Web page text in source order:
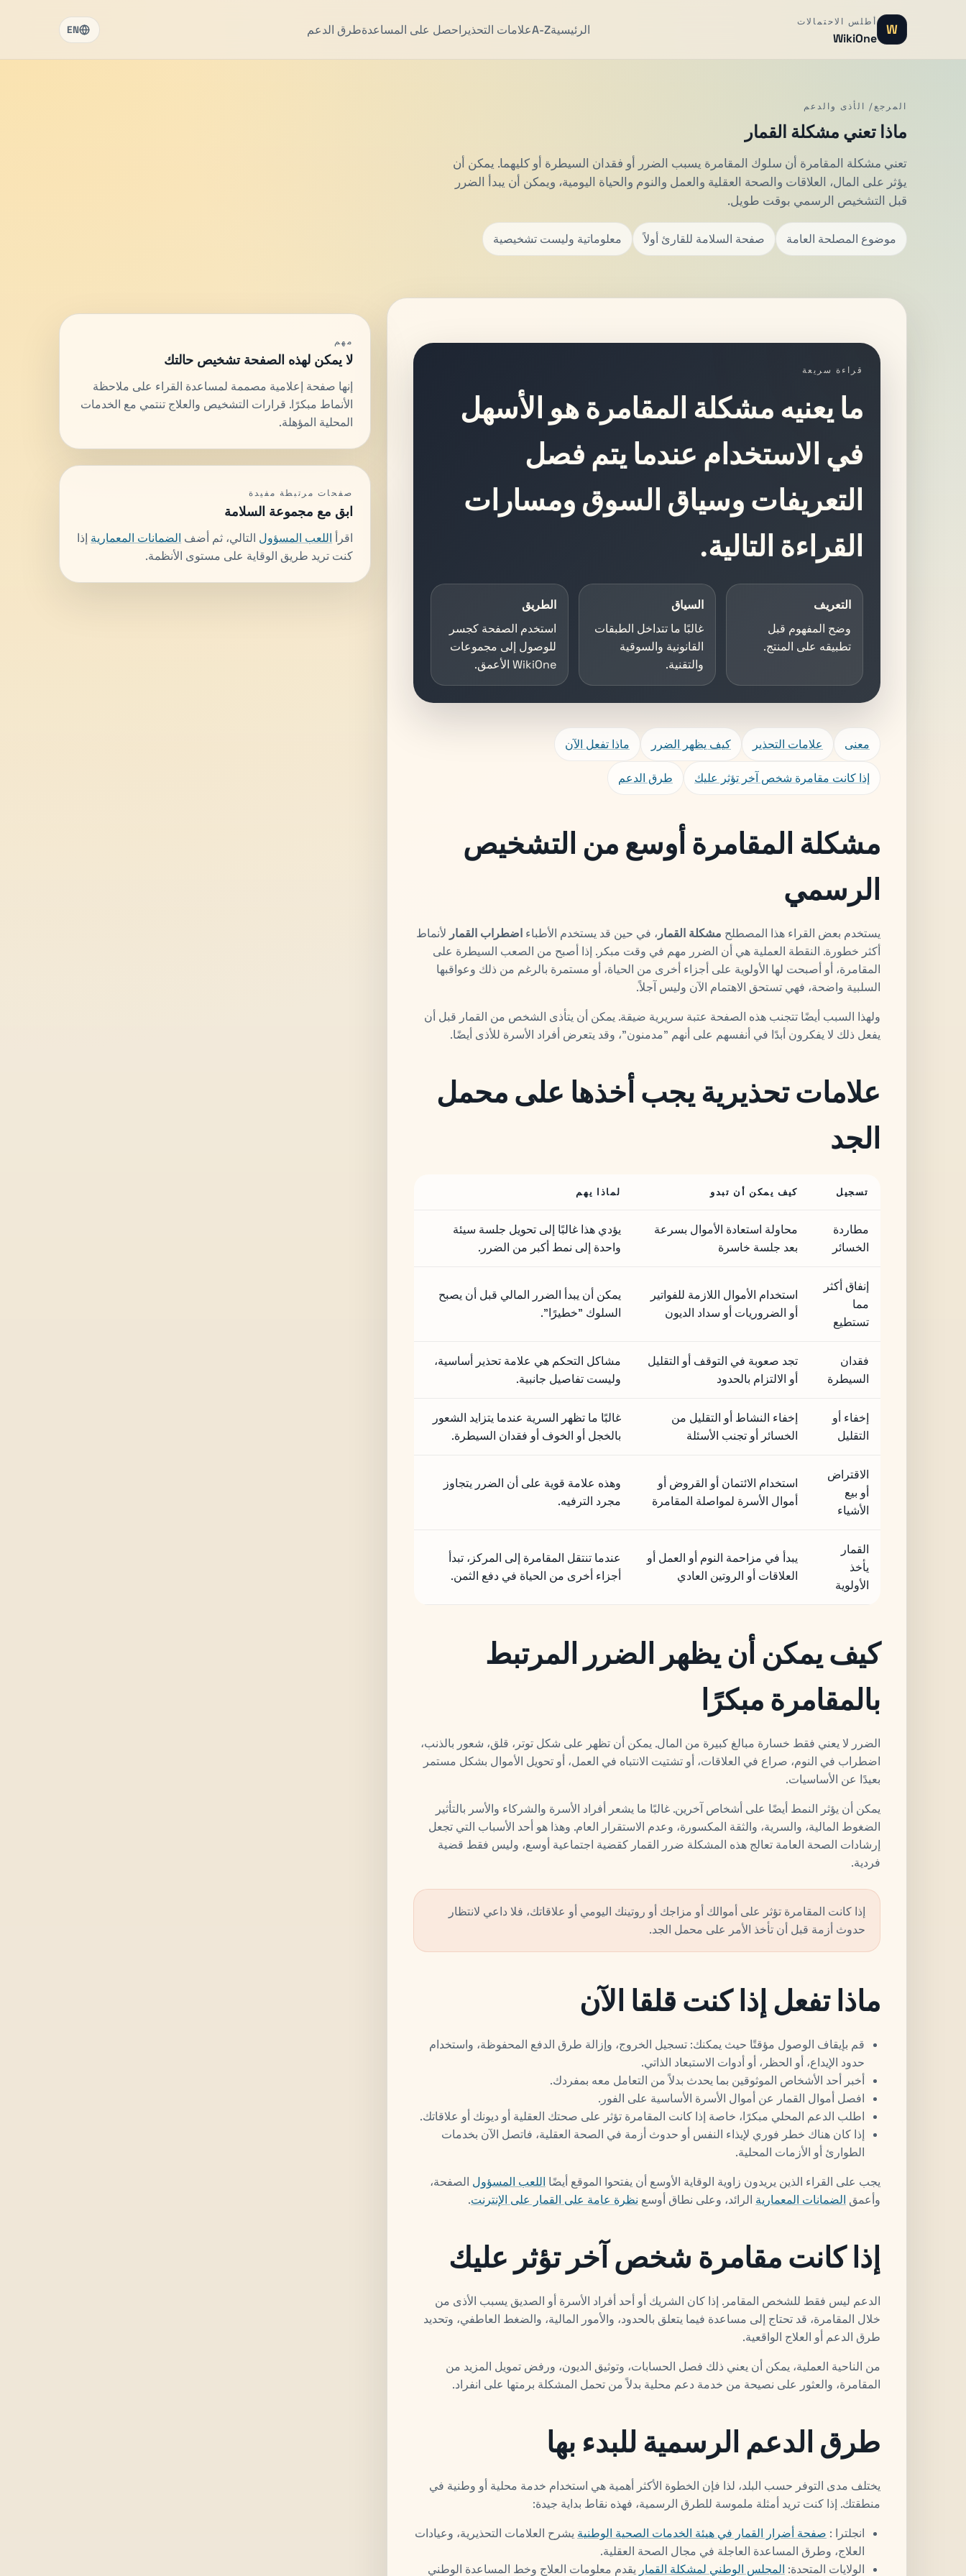
W أطلس الاحتمالات
WikiOne
الرئيسيةA-Zعلامات التحذير احصل على المساعدةطرق الدعم EN
المرجع/ الأذى والدعم
ماذا تعني مشكلة القمار
تعني مشكلة المقامرة أن سلوك المقامرة يسبب الضرر أو فقدان السيطرة أو كليهما. يمكن أن
يؤثر على المال، العلاقات والصحة العقلية والعمل والنوم والحياة اليومية، ويمكن أن يبدأ الضرر
قبل التشخيص الرسمي بوقت طويل.
موضوع المصلحة العامة صفحة السلامة للقارئ أولاً معلوماتية وليست تشخيصية
قراءة سريعة
ما يعنيه مشكلة المقامرة هو الأسهل
في الاستخدام عندما يتم فصل
التعريفات وسياق السوق ومسارات
القراءة التالية.
التعريف
وضح المفهوم قبل
تطبيقه على المنتج.
السياق
غالبًا ما تتداخل الطبقات
القانونية والسوقية
والتقنية.
الطريق
استخدم الصفحة كجسر
للوصول إلى مجموعات
WikiOne الأعمق.
معنى علامات التحذير كيف يظهر الضرر ماذا تفعل الآن
إذا كانت مقامرة شخص آخر تؤثر عليك طرق الدعم
مشكلة المقامرة أوسع من التشخيص
الرسمي
يستخدم بعض القراء هذا المصطلح مشكلة القمار ، في حين قد يستخدم الأطباء اضطراب القمار لأنماط
أكثر خطورة. النقطة العملية هي أن الضرر مهم في وقت مبكر. إذا أصبح من الصعب السيطرة على
المقامرة، أو أصبحت لها الأولوية على أجزاء أخرى من الحياة، أو مستمرة بالرغم من ذلك وعواقبها
السلبية واضحة، فهي تستحق الاهتمام الآن وليس آجلاً.
ولهذا السبب أيضًا تتجنب هذه الصفحة عتبة سريرية ضيقة. يمكن أن يتأذى الشخص من القمار قبل أن
يفعل ذلك لا يفكرون أبدًا في أنفسهم على أنهم "مدمنون"، وقد يتعرض أفراد الأسرة للأذى أيضًا.
علامات تحذيرية يجب أخذها على محمل
الجد
تسجيل كيف يمكن أن تبدو لماذا يهم
مطاردة
الخسائر
محاولة استعادة الأموال بسرعة
بعد جلسة خاسرة
يؤدي هذا غالبًا إلى تحويل جلسة سيئة
واحدة إلى نمط أكبر من الضرر.
إنفاق أكثر
مما
تستطيع
استخدام الأموال اللازمة للفواتير
أو الضروريات أو سداد الديون
يمكن أن يبدأ الضرر المالي قبل أن يصبح
السلوك "خطيرًا".
فقدان
السيطرة
تجد صعوبة في التوقف أو التقليل
أو الالتزام بالحدود
مشاكل التحكم هي علامة تحذير أساسية،
وليست تفاصيل جانبية.
إخفاء أو
التقليل
إخفاء النشاط أو التقليل من
الخسائر أو تجنب الأسئلة
غالبًا ما تظهر السرية عندما يتزايد الشعور
بالخجل أو الخوف أو فقدان السيطرة.
الاقتراض
أو بيع
الأشياء
استخدام الائتمان أو القروض أو
أموال الأسرة لمواصلة المقامرة
وهذه علامة قوية على أن الضرر يتجاوز
مجرد الترفيه.
القمار
يأخذ
الأولوية
يبدأ في مزاحمة النوم أو العمل أو
العلاقات أو الروتين العادي
عندما تنتقل المقامرة إلى المركز، تبدأ
أجزاء أخرى من الحياة في دفع الثمن.
كيف يمكن أن يظهر الضرر المرتبط
بالمقامرة مبكرًا
الضرر لا يعني فقط خسارة مبالغ كبيرة من المال. يمكن أن تظهر على شكل توتر، قلق، شعور بالذنب،
اضطراب في النوم، صراع في العلاقات، أو تشتيت الانتباه في العمل، أو تحويل الأموال بشكل مستمر
بعيدًا عن الأساسيات.
يمكن أن يؤثر النمط أيضًا على أشخاص آخرين. غالبًا ما يشعر أفراد الأسرة والشركاء والأسر بالتأثير
الضغوط المالية، والسرية، والثقة المكسورة، وعدم الاستقرار العام. وهذا هو أحد الأسباب التي تجعل
إرشادات الصحة العامة تعالج هذه المشكلة ضرر القمار كقضية اجتماعية أوسع، وليس فقط قضية
فردية.
إذا كانت المقامرة تؤثر على أموالك أو مزاجك أو روتينك اليومي أو علاقاتك، فلا داعي لانتظار
حدوث أزمة قبل أن تأخذ الأمر على محمل الجد.
ماذا تفعل إذا كنت قلقا الآن
قم بإيقاف الوصول مؤقتًا حيث يمكنك: تسجيل الخروج، وإزالة طرق الدفع المحفوظة، واستخدام
حدود الإيداع، أو الحظر، أو أدوات الاستبعاد الذاتي.
أخبر أحد الأشخاص الموثوقين بما يحدث بدلاً من التعامل معه بمفردك.
افصل أموال القمار عن أموال الأسرة الأساسية على الفور.
اطلب الدعم المحلي مبكرًا، خاصة إذا كانت المقامرة تؤثر على صحتك العقلية أو ديونك أو علاقاتك.
إذا كان هناك خطر فوري لإيذاء النفس أو حدوث أزمة في الصحة العقلية، فاتصل الآن بخدمات
الطوارئ أو الأزمات المحلية.
يجب على القراء الذين يريدون زاوية الوقاية الأوسع أن يفتحوا الموقع أيضًا اللعب المسؤول الصفحة،
وأعمق الضمانات المعمارية الرائد، وعلى نطاق أوسع نظرة عامة على القمار على الإنترنت.
إذا كانت مقامرة شخص آخر تؤثر عليك
الدعم ليس فقط للشخص المقامر. إذا كان الشريك أو أحد أفراد الأسرة أو الصديق يسبب الأذى من
خلال المقامرة، قد تحتاج إلى مساعدة فيما يتعلق بالحدود، والأمور المالية، والضغط العاطفي، وتحديد
طرق الدعم أو العلاج الواقعية.
من الناحية العملية، يمكن أن يعني ذلك فصل الحسابات، وتوثيق الديون، ورفض تمويل المزيد من
المقامرة، والعثور على نصيحة من خدمة دعم محلية بدلاً من تحمل المشكلة برمتها على انفراد.
طرق الدعم الرسمية للبدء بها
يختلف مدى التوفر حسب البلد، لذا فإن الخطوة الأكثر أهمية هي استخدام خدمة محلية أو وطنية في
منطقتك. إذا كنت تريد أمثلة ملموسة للطرق الرسمية، فهذه نقاط بداية جيدة:
انجلترا : صفحة أضرار القمار في هيئة الخدمات الصحية الوطنية يشرح العلامات التحذيرية، وعيادات
العلاج، وطرق المساعدة العاجلة في مجال الصحة العقلية.
الولايات المتحدة: المجلس الوطني لمشكلة القمار يقدم معلومات العلاج وخط المساعدة الوطني
مهم
لا يمكن لهذه الصفحة تشخيص حالتك
إنها صفحة إعلامية مصممة لمساعدة القراء على ملاحظة
الأنماط مبكرًا. قرارات التشخيص والعلاج تنتمي مع الخدمات
المحلية المؤهلة.
صفحات مرتبطة مفيدة
ابق مع مجموعة السلامة
اقرأ اللعب المسؤول التالي، ثم أضف الضمانات المعمارية إذا
كنت تريد طريق الوقاية على مستوى الأنظمة.